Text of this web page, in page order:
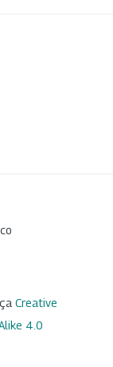
Creative
4.0